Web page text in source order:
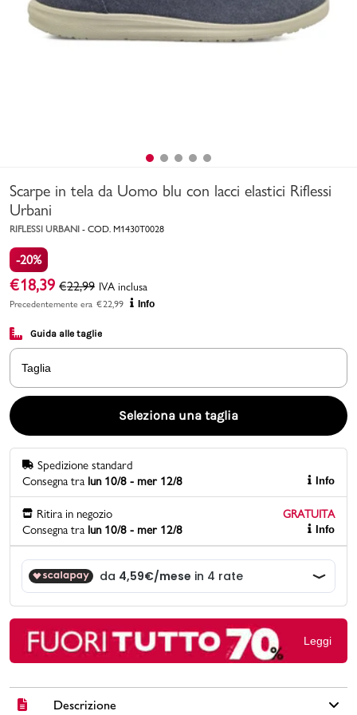
Uomo Bambino
Marchi
Promo & News
contatti
Gift card
Scarpe in tela da Uomo blu con lacci elastici Riflessi
Urbani
RIFLESSI URBANI - COD. M1430T0028
-20%
€18,39 €22,99 IVA inclusa
Precedentemente era €22,99 Info
Guida alle taglie
Taglia
Seleziona una taglia
Spedizione standard
Consegna tra lun 10/8 - mer 12/8 Info
Ritira in negozio
GRATUITA
Consegna tra lun 10/8 - mer 12/8 Info
Leggi
Descrizione